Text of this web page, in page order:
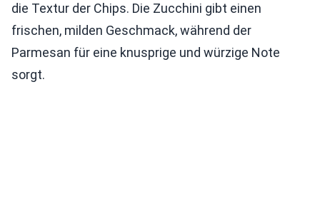
die Textur der Chips. Die Zucchini gibt einen
frischen, milden Geschmack, während der
Parmesan für eine knusprige und würzige Note
sorgt.